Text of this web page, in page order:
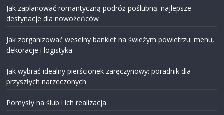
Jak zaplanować romantyczną podróż poślubną: najlepsze
destynacje dla nowożeńców
Jak zorganizować weselny bankiet na świeżym powietrzu: menu,
dekoracje i logistyka
Jak wybrać idealny pierścionek zaręczynowy: poradnik dla
przyszłych narzeczonych
Pomysły na ślub i ich realizacja